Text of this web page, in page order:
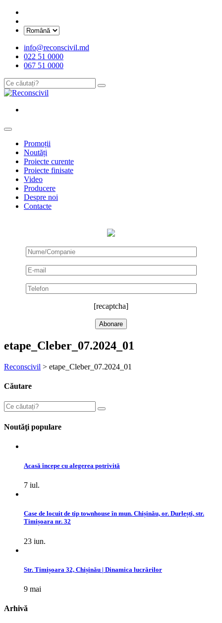
info@reconscivil.md
022 51 0000
067 51 0000
Promoții
Noutăți
Proiecte curente
Proiecte finisate
Video
Producere
Despre noi
Contacte
[recaptcha]
etape_Cleber_07.2024_01
Reconscivil > etape_Cleber_07.2024_01
Căutare
Noutăţi populare
Acasă începe cu alegerea potrivită
7 iul.
Case de locuit de tip townhouse în mun. Chișinău, or. Durlești, str.
Timișoara nr. 32
23 iun.
Str. Timișoara 32, Chișinău | Dinamica lucrărilor
9 mai
Arhivă